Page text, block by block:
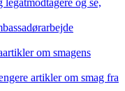
legatmodtagere og se,
om smagens
artikler om smag fra